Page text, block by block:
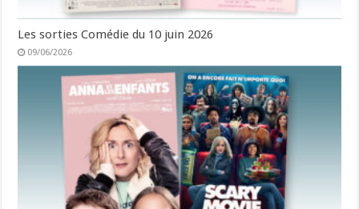
Les sorties Comédie du 10 juin 2026
09/06/2026